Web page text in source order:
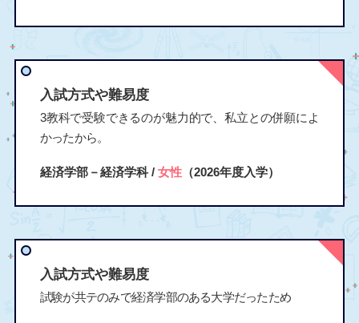
入試方式や難易度
3教科で受験できるのが魅力的で、私立との併願によ
かったから。
経済学部－経済学科 / 女性（2026年度入学）
入試方式や難易度
試験が共テのみで経済学部のある大学だったため